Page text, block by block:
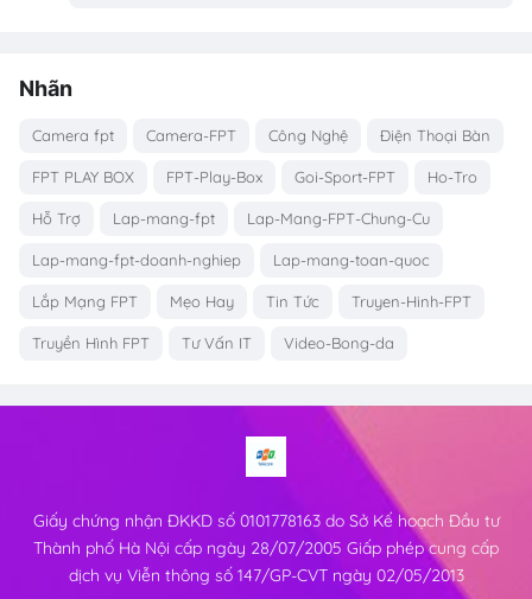
Nhãn
Camera fpt Camera-FPT Công Nghệ Điện Thoại Bàn
FPT PLAY BOX FPT-Play-Box Goi-Sport-FPT Ho-Tro
Hỗ Trợ Lap-mang-fpt Lap-Mang-FPT-Chung-Cu
Lap-mang-fpt-doanh-nghiep Lap-mang-toan-quoc
Lắp Mạng FPT Mẹo Hay Tin Tức Truyen-Hinh-FPT
Truyền Hình FPT Tư Vấn IT Video-Bong-da
Giấy chứng nhận ĐKKD số 0101778163 do Sở Kế hoạch Đầu tư
Thành phố Hà Nội cấp ngày 28/07/2005 Giấp phép cung cấp
dịch vụ Viễn thông số 147/GP-CVT ngày 02/05/2013